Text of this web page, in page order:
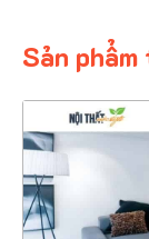
Sản